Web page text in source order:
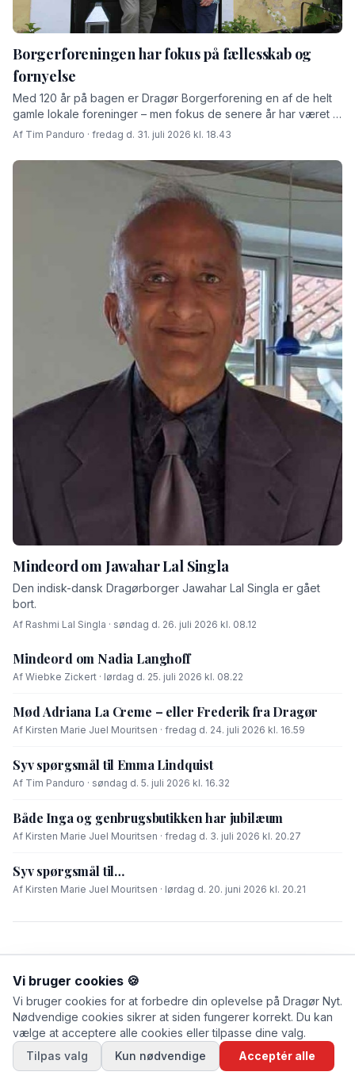
Borgerforeningen har fokus på fællesskab og
fornyelse
Med 120 år på bagen er Dragør Borgerforening en af de helt
gamle lokale foreninger – men fokus de senere år har været at
skabe rammer for fremtiden fortæller den afgåede formand
Af Tim Panduro · fredag d. 31. juli 2026 kl. 18.43
Mindeord om Jawahar Lal Singla
Den indisk-dansk Dragørborger Jawahar Lal Singla er gået
bort.
Af Rashmi Lal Singla · søndag d. 26. juli 2026 kl. 08.12
Mindeord om Nadia Langhoff
Af Wiebke Zickert · lørdag d. 25. juli 2026 kl. 08.22
Mød Adriana La Creme – eller Frederik fra Dragør
Af Kirsten Marie Juel Mouritsen · fredag d. 24. juli 2026 kl. 16.59
Syv spørgsmål til Emma Lindquist
Af Tim Panduro · søndag d. 5. juli 2026 kl. 16.32
Både Inga og genbrugsbutikken har jubilæum
Af Kirsten Marie Juel Mouritsen · fredag d. 3. juli 2026 kl. 20.27
Syv spørgsmål til…
Af Kirsten Marie Juel Mouritsen · lørdag d. 20. juni 2026 kl. 20.21
Vi bruger cookies 🍪
Vi bruger cookies for at forbedre din oplevelse på Dragør Nyt.
Nødvendige cookies sikrer at siden fungerer korrekt. Du kan
vælge at acceptere alle cookies eller tilpasse dine valg.
Tilpas valg
Kun nødvendige Acceptér alle